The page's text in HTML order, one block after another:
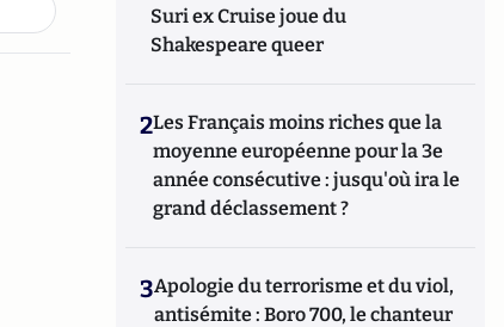
Suri ex Cruise joue du
Shakespeare queer
2Les Français moins riches que la
moyenne européenne pour la 3e
année consécutive : jusqu'où ira le
grand déclassement ?
3Apologie du terrorisme et du viol,
antisémite : Boro 700, le chanteur